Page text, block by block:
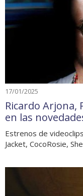
17/01/2025
Ricardo Arjona,
en las
Estrenos de
Jacket, CocoRosie,